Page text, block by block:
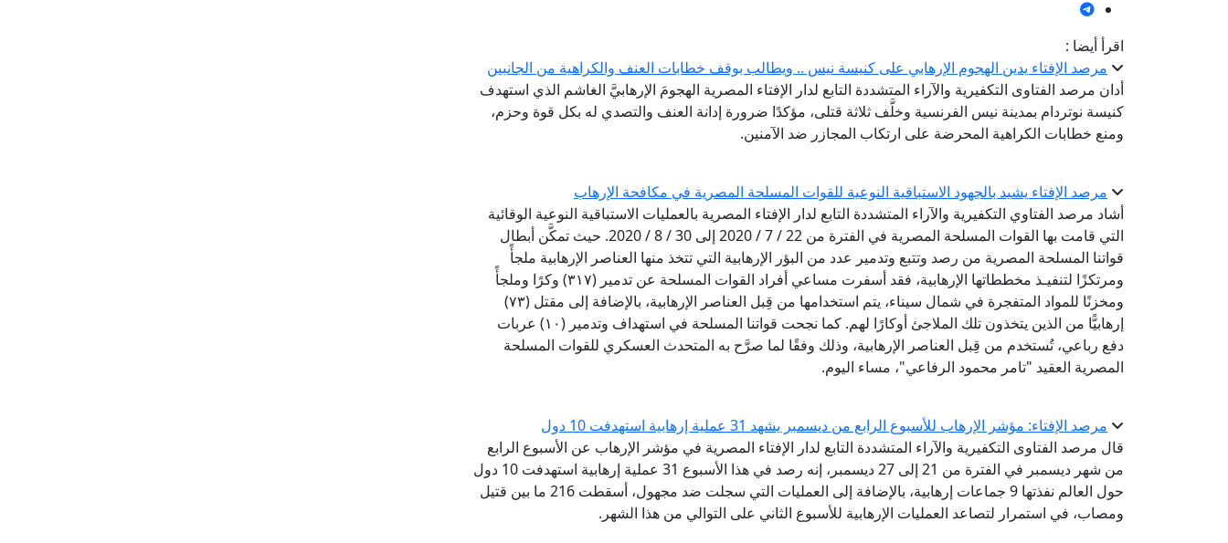
اقرأ أيضا :
مرصد الإفتاء يدين الهجوم الإرهابي على كنيسة نيس .. ويطالب بوقف خطابات العنف والكراهية من الجانبين
أدان مرصد الفتاوى التكفيرية والآراء المتشددة التابع لدار الإفتاء المصرية الهجومَ الإرهابيَّ الغاشم الذي استهدف
كنيسة نوتردام بمدينة نيس الفرنسية وخلَّف ثلاثة قتلى، مؤكدًا ضرورة إدانة العنف والتصدي له بكل قوة وحزم،
ومنع خطابات الكراهية المحرضة على ارتكاب المجازر ضد الآمنين.
مرصد الإفتاء يشيد بالجهود الاستباقية النوعية للقوات المسلحة المصرية في مكافحة الإرهاب
أشاد مرصد الفتاوي التكفيرية والآراء المتشددة التابع لدار الإفتاء المصرية بالعمليات الاستباقية النوعية الوقائية
التي قامت بها القوات المسلحة المصرية في الفترة من 22 / 7 / 2020 إلى 30 / 8 / 2020. حيث تمكَّن أبطال
قواتنا المسلحة المصرية من رصد وتتبع وتدمير عدد من البؤر الإرهابية التي تتخذ منها العناصر الإرهابية ملجأً
ومرتكزًا لتنفيـذ مخططاتها الإرهابية، فقد أسفرت مساعي أفراد القوات المسلحة عن تدمير (٣١٧) وكرًا وملجأً
ومخزنًا للمواد المتفجرة في شمال سيناء، يتم استخدامها من قِبل العناصر الإرهابية، بالإضافة إلى مقتل (٧٣)
إرهابيًّا من الذين يتخذون تلك الملاجئ أوكارًا لهم. كما نجحت قواتنا المسلحة في استهداف وتدمير (١٠) عربات
دفع رباعي، تُستخدم من قِبل العناصر الإرهابية، وذلك وفقًا لما صرَّح به المتحدث العسكري للقوات المسلحة
المصرية العقيد "تامر محمود الرفاعي"، مساء اليوم.
مرصد الإفتاء: مؤشر الإرهاب للأسبوع الرابع من ديسمبر يشهد 31 عملية إرهابية استهدفت 10 دول
قال مرصد الفتاوى التكفيرية والآراء المتشددة التابع لدار الإفتاء المصرية في مؤشر الإرهاب عن الأسبوع الرابع
من شهر ديسمبر في الفترة من 21 إلى 27 ديسمبر، إنه رصد في هذا الأسبوع 31 عملية إرهابية استهدفت 10 دول
حول العالم نفذتها 9 جماعات إرهابية، بالإضافة إلى العمليات التي سجلت ضد مجهول، أسقطت 216 ما بين قتيل
ومصاب، في استمرار لتصاعد العمليات الإرهابية للأسبوع الثاني على التوالي من هذا الشهر.